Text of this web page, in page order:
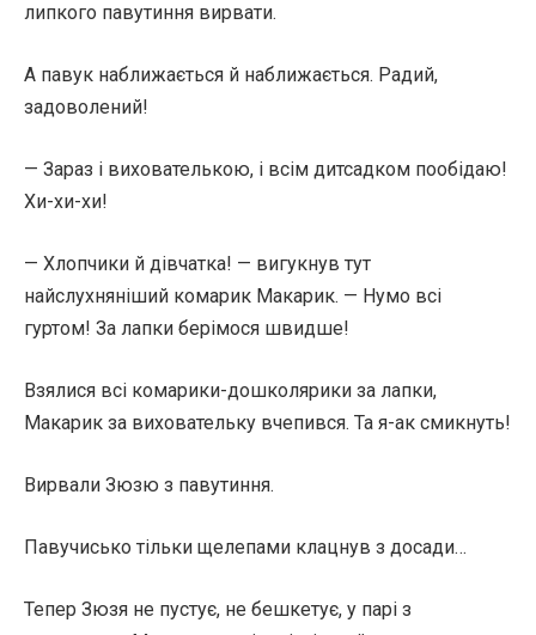
липкого павутиння вирвати.
А павук наближається й наближається. Радий,
задоволений!
— Зараз і вихователькою, і всім дитсадком пообідаю!
Хи-хи-хи!
— Хлопчики й дівчатка! — вигукнув тут
найслухняніший комарик Макарик. — Нумо всі
гуртом! За лапки берімося швидше!
Взялися всі комарики-дошколярики за лапки,
Макарик за виховательку вчепився. Та я-ак смикнуть!
Вирвали Зюзю з павутиння.
Павучисько тільки щелепами клацнув з досади…
Тепер Зюзя не пустує, не бешкетує, у парі з